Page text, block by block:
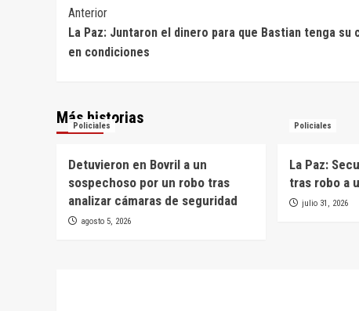
Navegación
de
Anterior
La Paz: Juntaron el dinero para que Bastian tenga su
en condiciones
Más historias
Policiales
Detuvieron en Bovril a un
sospechoso por un robo tras
analizar cámaras de seguridad
agosto 5, 2026
Policiales
La Paz:
tras robo a
julio 31, 2026